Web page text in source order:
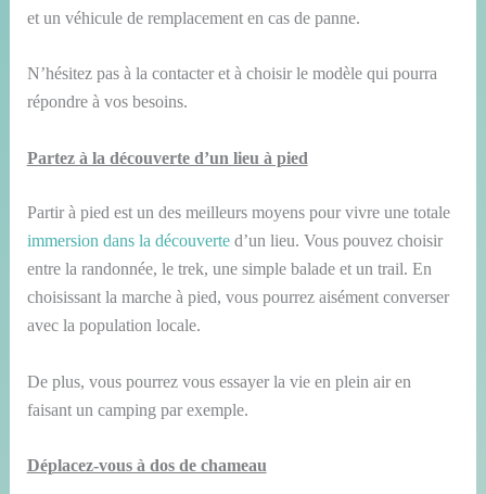
et un véhicule de remplacement en cas de panne.
N’hésitez pas à la contacter et à choisir le modèle qui pourra
répondre à vos besoins.
Partez à la découverte d’un lieu à pied
Partir à pied est un des meilleurs moyens pour vivre une totale
immersion dans la découverted’un lieu. Vous pouvez choisir
entre la randonnée, le trek, une simple balade et un trail. En
choisissant la marche à pied, vous pourrez aisément converser
avec la population locale.
De plus, vous pourrez vous essayer la vie en plein air en
faisant un camping par exemple.
Déplacez-vous à dos de chameau